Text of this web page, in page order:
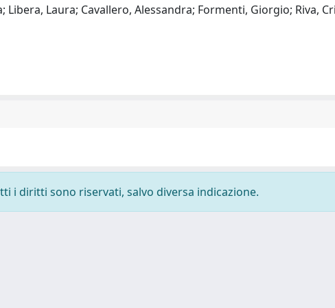
Libera, Laura; Cavallero, Alessandra; Formenti, Giorgio; Riva,
i diritti sono riservati, salvo diversa indicazione.